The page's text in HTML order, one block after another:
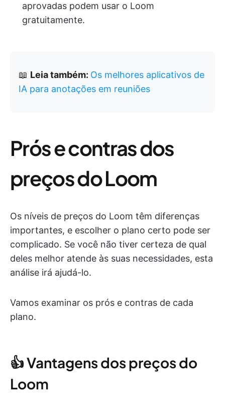
aprovadas podem usar o Loom
gratuitamente.
📖 Leia também: Os melhores aplicativos de
IA para anotações em reuniões
Prós e contras dos
preços do Loom
Os níveis de preços do Loom têm diferenças
importantes, e escolher o plano certo pode ser
complicado. Se você não tiver certeza de qual
deles melhor atende às suas necessidades, esta
análise irá ajudá-lo.
Vamos examinar os prós e contras de cada
plano.
👍 Vantagens dos preços do
Loom